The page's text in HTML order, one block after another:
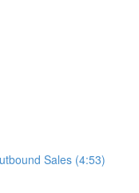
Sales (4:53)